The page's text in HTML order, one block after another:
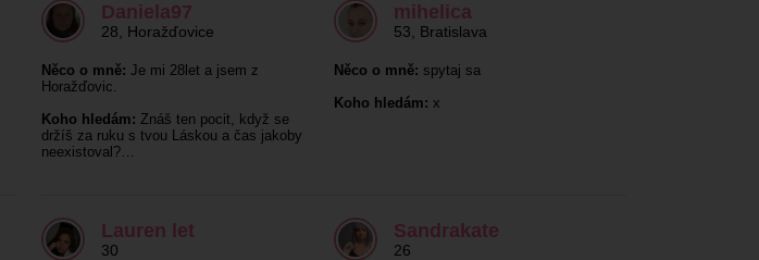
Daniela97
28 Horažďovice
Něco o mně: Je mi 28let a jsem z
Horažďovic.
Koho hledám: Znáš ten pocit, když se
držíš za ruku s tvou Láskou a čas jakoby
neexistoval?…
mihelica
53 Bratislava
Něco o mně: spytaj sa
Koho hledám: x
Lauren let
30
Sandrakate
26